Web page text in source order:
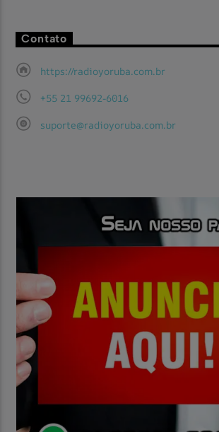
Aqui você vai encontrar as maravilhosas
Contato
https://radioyoruba.com.br
+55 21 99692-6016
suporte@radioyoruba.com.br